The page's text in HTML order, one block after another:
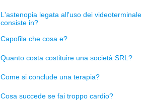
L'astenopia legata all'uso dei videoterminale
consiste in?
Capofila che cosa e?
Quanto costa costituire una società SRL?
Come si conclude una terapia?
Cosa succede se fai troppo cardio?